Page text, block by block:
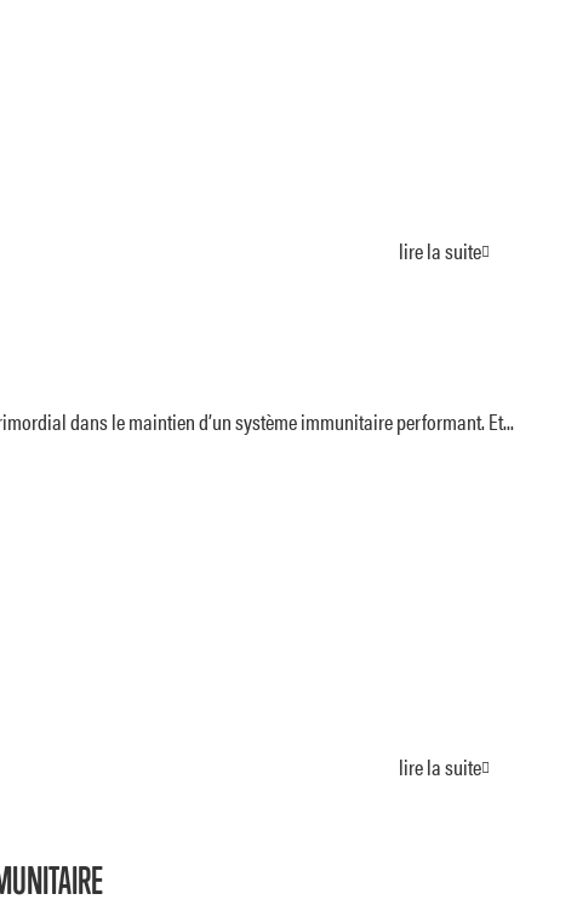
lire la suite
dans le maintien d’un système immunitaire performant. Et...
lire la suite